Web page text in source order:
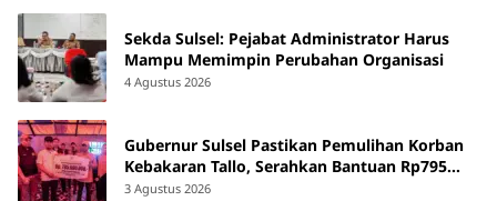
Sekda Sulsel: Pejabat Administrator Harus
Mampu Memimpin Perubahan Organisasi
4 Agustus 2026
Gubernur Sulsel Pastikan Pemulihan Korban
Kebakaran Tallo, Serahkan Bantuan Rp795
Juta
3 Agustus 2026